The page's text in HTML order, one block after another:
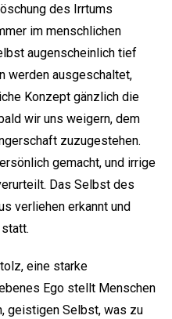
des Irrtums
im menschlichen
augenscheinlich tief
werden ausgeschaltet,
Konzept gänzlich die
wir uns weigern, dem
zuzugestehen.
gemacht, und irrige
Das Selbst des
verliehen erkannt und
eine starke
Ego stellt Menschen
geistigen Selbst, was zu